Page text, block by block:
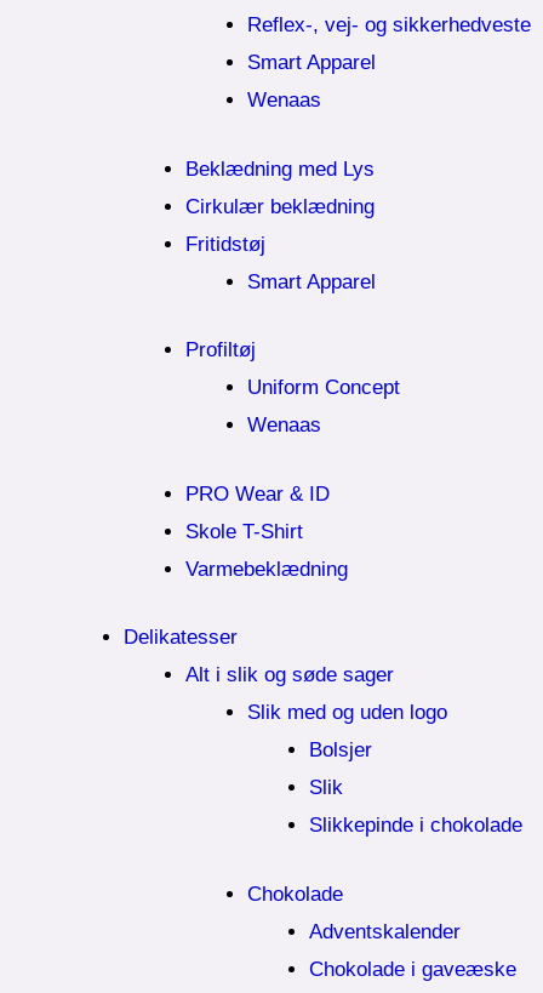
Reflex-, vej- og sikkerhedveste
Smart Apparel
Wenaas
Beklædning med Lys
Cirkulær beklædning
Fritidstøj
Smart Apparel
Profiltøj
Uniform Concept
Wenaas
PRO Wear & ID
Skole T-Shirt
Varmebeklædning
Delikatesser
Alt i slik og søde sager
Slik med og uden logo
Bolsjer
Slik
Slikkepinde i chokolade
Chokolade
Adventskalender
Chokolade i gaveæske